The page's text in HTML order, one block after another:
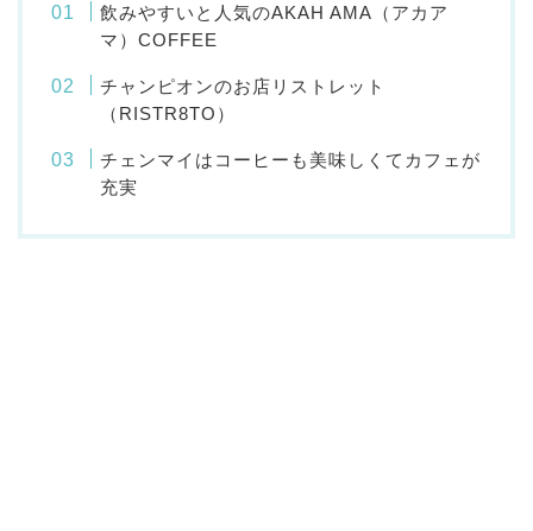
飲みやすいと人気のAKAH AMA（アカア
マ）COFFEE
チャンピオンのお店リストレット
（RISTR8TO）
チェンマイはコーヒーも美味しくてカフェが
充実